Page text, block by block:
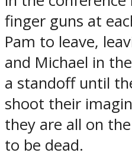
finger guns at
Pam to leave,
and Michael in
a standoff until
shoot their
they are all on
to be dead.